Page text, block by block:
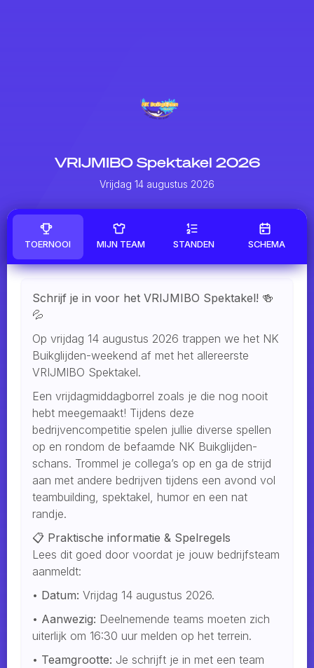
VRIJMIBO Spektakel 2026
Vrijdag 14 augustus 2026
TOERNOOI MIJN TEAM STANDEN SCHEMA
Schrijf je in voor het VRIJMIBO Spektakel! 🍻
💦
Op vrijdag 14 augustus 2026 trappen we het NK
Buikglijden-weekend af met het allereerste
VRIJMIBO Spektakel.
Een vrijdagmiddagborrel zoals je die nog nooit
hebt meegemaakt! Tijdens deze
bedrijvencompetitie spelen jullie diverse spellen
op en rondom de befaamde NK Buikglijden-
schans. Trommel je collega’s op en ga de strijd
aan met andere bedrijven tijdens een avond vol
teambuilding, spektakel, humor en een nat
randje.
📋 Praktische informatie & Spelregels
Lees dit goed door voordat je jouw bedrijfsteam
aanmeldt:
• Datum: Vrijdag 14 augustus 2026.
• Aanwezig: Deelnemende teams moeten zich
uiterlijk om 16:30 uur melden op het terrein.
• Teamgrootte: Je schrijft je in met een team